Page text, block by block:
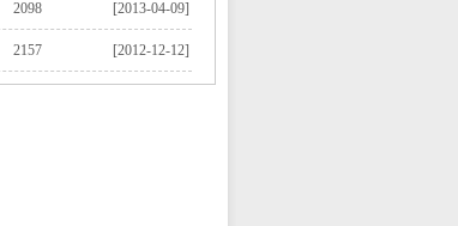
[2013-04-09]
2098
[2012-12-12]
2157